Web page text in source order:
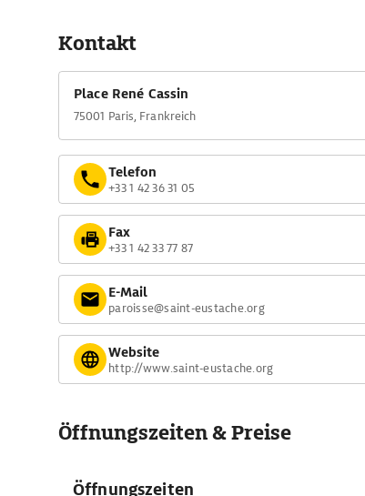
Kontakt
Place René Cassin
75001 Paris, Frankreich
Telefon
+33 1 42 36 31 05
Fax
+33 1 42 33 77 87
E-Mail
paroisse@saint-eustache.org
Website
http://www.saint-eustache.org
Öffnungszeiten & Preise
Öffnungszeiten